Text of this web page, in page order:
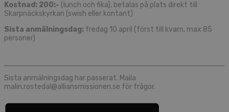
Kostnad: 200:- (lunch och fika), betalas på plats direkt till
Skarpnäckskyrkan (swish eller kontant)
Sista anmälningsdag: fredag 10 april (först till kvarn, max 85
personer)
Sista anmälningsdag har passerat. Maila
malin.rostedal@alliansmissionen.se för frågor.